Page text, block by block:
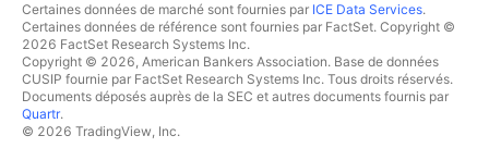
Certaines données de marché sont fournies par ICE Data Services.
Certaines données de référence sont fournies par FactSet. Copyright ©
2026 FactSet Research Systems Inc.
Copyright © 2026, American Bankers Association. Base de données
CUSIP fournie par FactSet Research Systems Inc. Tous droits réservés.
Documents déposés auprès de la SEC et autres documents fournis par
Quartr.
© 2026 TradingView, Inc.